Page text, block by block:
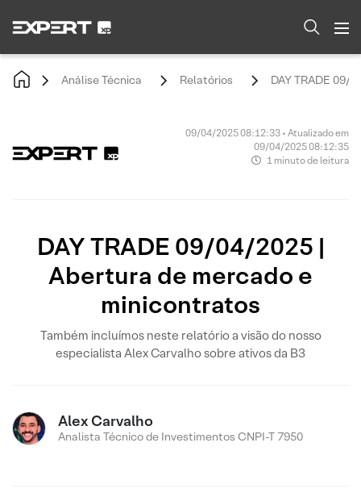
Análise Técnica Relatórios DAY TRADE 09/
09/04/2025 08:12:33 • Atualizado em
09/04/2025 08:12:35
1 minuto de leitura
DAY TRADE 09/04/2025 |
Abertura de mercado e
minicontratos
Também incluímos neste relatório a visão do nosso
especialista Alex Carvalho sobre ativos da B3
Alex Carvalho
Analista Técnico de Investimentos CNPI-T 7950